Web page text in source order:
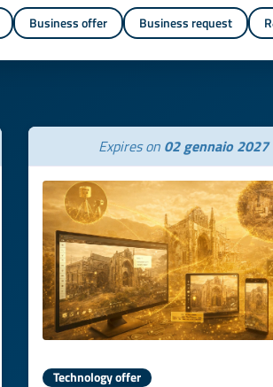
Business offer Business request
Expires on 02 gennaio 2027
Technology offer